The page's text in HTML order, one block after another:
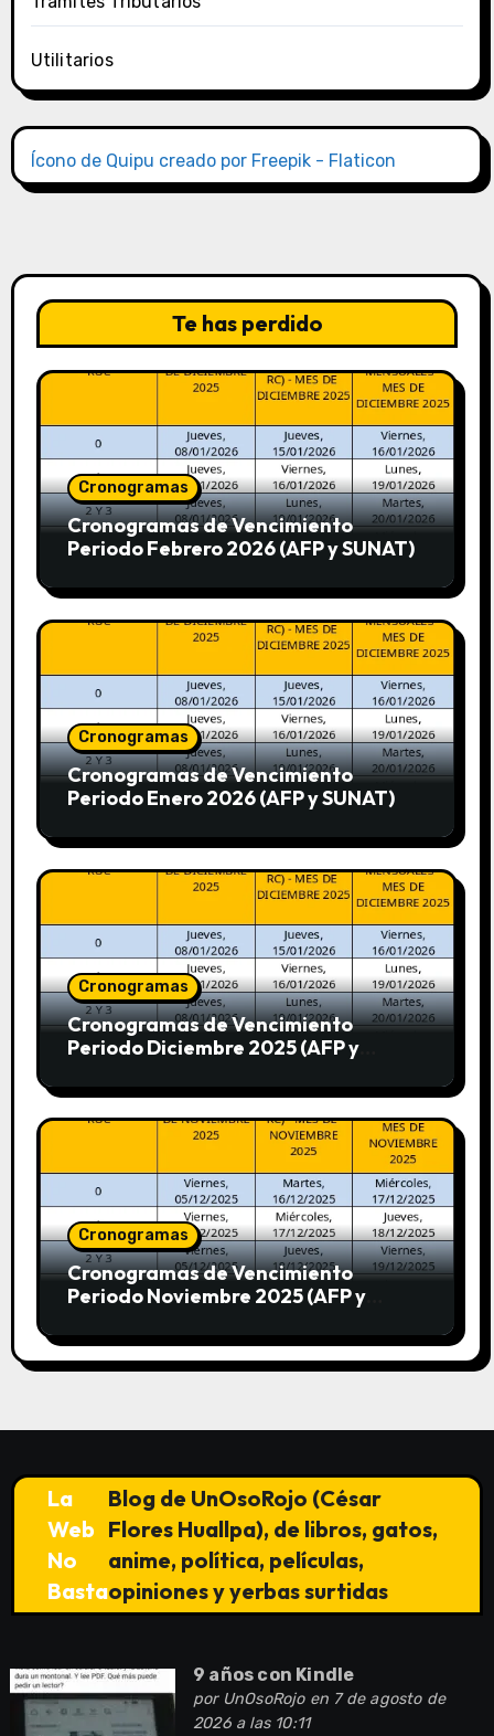
Utilitarios
Ícono de Quipu creado por Freepik - Flaticon
Te has perdido
Cronogramas
Cronogramas de Vencimiento
Periodo Febrero 2026 (AFP y SUNAT)
Cronogramas
Cronogramas de Vencimiento
Periodo Enero 2026 (AFP y SUNAT)
Cronogramas
Cronogramas de Vencimiento
Periodo Diciembre 2025 (AFP y
Cronogramas
Cronogramas de Vencimiento
Periodo Noviembre 2025 (AFP y
La
Web
No
Basta
Blog de UnOsoRojo (César
Flores Huallpa), de libros, gatos,
anime, política, películas,
opiniones y yerbas surtidas
9 años con Kindle
por UnOsoRojoen 7 de agosto de
2026 a las 10:11